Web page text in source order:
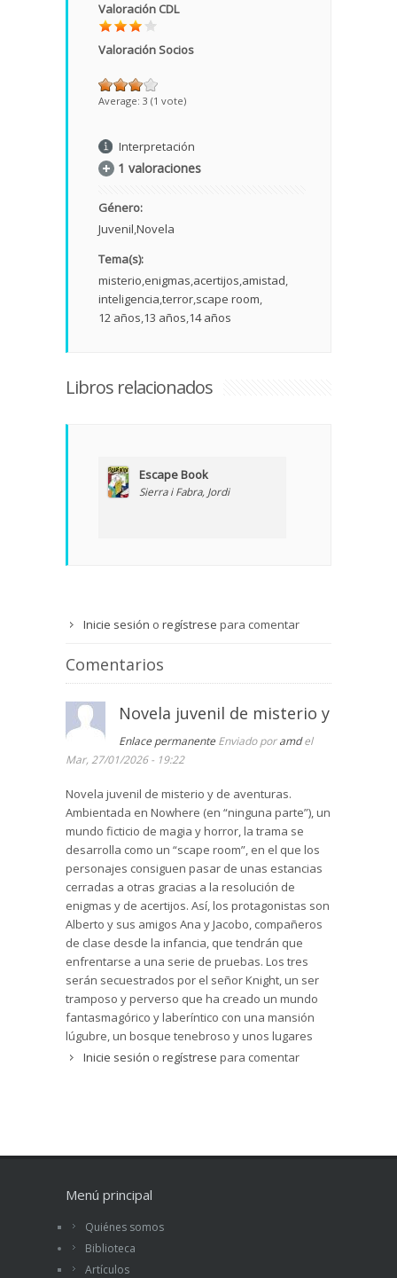
Valoración CDL
Valoración Socios
Average: 3 (1 vote)
Interpretación
1 valoraciones
Género:
Juvenil Novela
Tema(s):
misterio enigmas acertijos amistad
inteligencia terror scape room
12 años 13 años 14 años
Libros relacionados
Escape Book
Sierra i Fabra, Jordi
Inicie sesión o regístrese para comentar
Comentarios
Novela juvenil de misterio y
Enlace permanente Enviado poramdel
Mar, 27/01/2026 - 19:22
Novela juvenil de misterio y de aventuras.
Ambientada en Nowhere (en “ninguna parte”), un
mundo ficticio de magia y horror, la trama se
desarrolla como un “scape room”, en el que los
personajes consiguen pasar de unas estancias
cerradas a otras gracias a la resolución de
enigmas y de acertijos. Así, los protagonistas son
Alberto y sus amigos Ana y Jacobo, compañeros
de clase desde la infancia, que tendrán que
enfrentarse a una serie de pruebas. Los tres
serán secuestrados por el señor Knight, un ser
tramposo y perverso que ha creado un mundo
fantasmagórico y laberíntico con una mansión
lúgubre, un bosque tenebroso y unos lugares
inverosímiles. Allí mantiene encerradas a las
(Valencia, 1959), que ha cultivado diversos
especialmente los de misterio e intriga. Entre sus
obras para jóvenes destacan
Cofradía de la Luna Roja
Inicie sesión o regístrese para comentar
Menú principal
Quiénes somos
Biblioteca
Artículos